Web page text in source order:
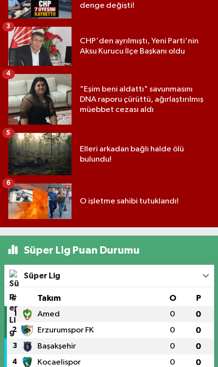
denge değişti!
CHP'den ayrılmıştı, Yeni Parti'nin
Aksu Kurucu İlçe Başkanı oldu
3
"Eşim beni aldattı" savunmasını
DNA raporu çürüttü, ağırlaştırılmış
müebbet cezası aldı
4
Elleri arkadan bağlı halde ölü
bulundu!
5
O işletme sahibi tutuklandı!
6
Süper Lig Puan Durumu
Süper Lig
# Takım O P
1 Amed 0 0
2 Erzurumspor FK 0 0
3 Başakşehir 0 0
4 Kocaelispor 0 0